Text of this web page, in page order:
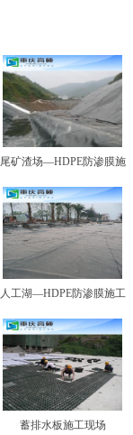
尾矿渣场—HDPE防渗膜施
工图例一
人工湖—HDPE防渗膜施工
图例二
蓄排水板施工现场